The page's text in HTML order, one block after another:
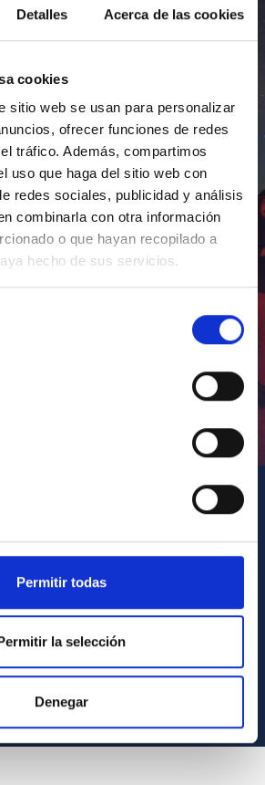
Detalles Acerca de las cookies
cookies
sitio web se usan para personalizar
ofrecer funciones de redes
tráfico. Además, compartimos
uso que haga del sitio web con
redes sociales, publicidad y análisis
combinarla con otra información
o que hayan recopilado a
hecho de sus servicios.
Permitir todas
la selección
Denegar
2023-2027
de Canarias al IACTEC